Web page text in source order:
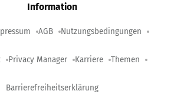
Information
AGB Nutzungsbedingungen
Privacy Manager Karriere Themen
Barrierefreiheitserklärung